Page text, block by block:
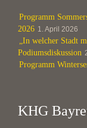
Programm
2026 1. April 2026
„In welcher Stadt
Podiumsdiskussion
Programm
KHG